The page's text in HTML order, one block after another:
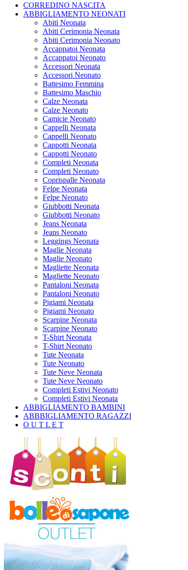
CORREDINO NASCITA
ABBIGLIAMENTO NEONATI
Abiti Neonata
Abiti Cerimonia Neonata
Abiti Cerimonia Neonato
Accappatoi Neonata
Accappatoi Neonato
Accessori Neonata
Accessori Neonato
Battesimo Femmina
Battesimo Maschio
Calze Neonata
Calze Neonato
Camicie Neonato
Cappelli Neonata
Cappelli Neonato
Cappotti Neonata
Cappotti Neonato
Completi Neonata
Completi Neonato
Coprispalle Neonata
Felpe Neonata
Felpe Neonato
Giubbotti Neonata
Giubbotti Neonato
Jeans Neonata
Jeans Neonato
Leggings Neonata
Maglie Neonata
Maglie Neonato
Magliette Neonata
Magliette Neonato
Pantaloni Neonata
Pantaloni Neonato
Pigiami Neonata
Pigiami Neonato
Scarpine Neonata
Scarpine Neonato
T-Shirt Neonata
T-Shirt Neonato
Tute Neonata
Tute Neonato
Tute Neve Neonata
Tute Neve Neonato
Completi Estivi Neonato
Completi Estivi Neonata
ABBIGLIAMENTO BAMBINI
ABBBIGLIAMENTO RAGAZZI
O U T L E T